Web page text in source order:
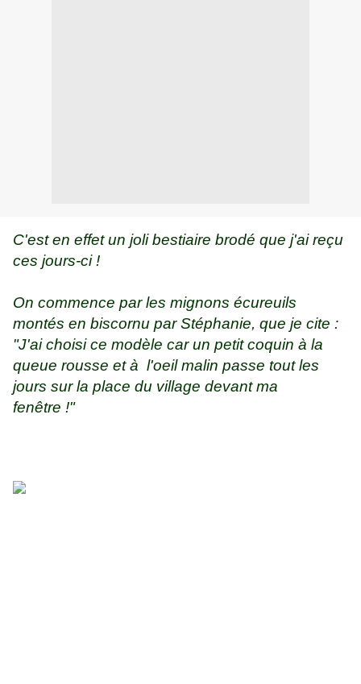
C'est en effet un joli bestiaire brodé que j'ai reçu
ces jours-ci !
On commence par les mignons écureuils
montés en biscornu par Stéphanie, que je cite :
"J'ai choisi ce modèle car un petit coquin à la
queue rousse et à l'oeil malin passe tout les
jours sur la place du village devant ma
fenêtre !"